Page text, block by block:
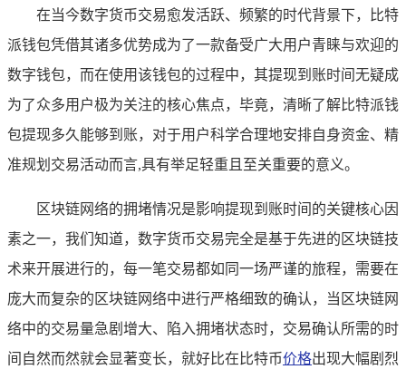
在当今数字货币交易愈发活跃、频繁的时代背景下，比特
派钱包凭借其诸多优势成为了一款备受广大用户青睐与欢迎的
数字钱包，而在使用该钱包的过程中，其提现到账时间无疑成
为了众多用户极为关注的核心焦点，毕竟，清晰了解比特派钱
包提现多久能够到账，对于用户科学合理地安排自身资金、精
准规划交易活动而言,具有举足轻重且至关重要的意义。
区块链网络的拥堵情况是影响提现到账时间的关键核心因
素之一，我们知道，数字货币交易完全是基于先进的区块链技
术来开展进行的，每一笔交易都如同一场严谨的旅程，需要在
庞大而复杂的区块链网络中进行严格细致的确认，当区块链网
络中的交易量急剧增大、陷入拥堵状态时，交易确认所需的时
间自然而然就会显著变长，就好比在比特币价格出现大幅剧烈